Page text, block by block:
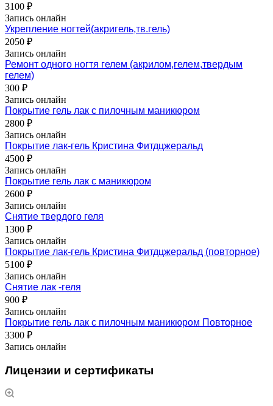
3100 ₽
Запись онлайн
Укрепление ногтей(акригель,тв.гель)
2050 ₽
Запись онлайн
Ремонт одного ногтя гелем (акрилом,гелем,твердым
гелем)
300 ₽
Запись онлайн
Покрытие гель лак с пилочным маникюром
2800 ₽
Запись онлайн
Покрытие лак-гель Кристина Фитдцжеральд
4500 ₽
Запись онлайн
Покрытие гель лак с маникюром
2600 ₽
Запись онлайн
Снятие твердого геля
1300 ₽
Запись онлайн
Покрытие лак-гель Кристина Фитдцжеральд (повторное)
5100 ₽
Запись онлайн
Снятие лак -геля
900 ₽
Запись онлайн
Покрытие гель лак с пилочным маникюром Повторное
3300 ₽
Запись онлайн
Лицензии и сертификаты